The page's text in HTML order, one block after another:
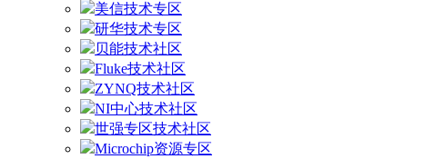
美信技术专区
研华技术专区
贝能技术社区
Fluke技术社区
ZYNQ技术社区
NI中心技术社区
世强专区技术社区
Microchip资源专区